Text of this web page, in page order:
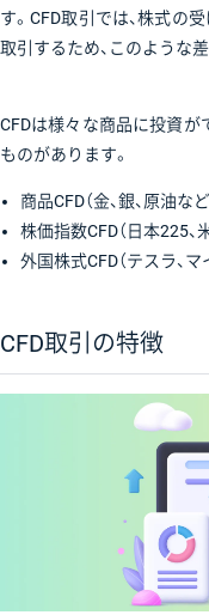
す。CFD取引では、株式の
取引するため、このような
CFDは様々な商品に投資が
ものがあります。
商品CFD（金、銀、原油など
株価指数CFD（日本225、
外国株式CFD（テスラ、マ
CFD取引の特徴